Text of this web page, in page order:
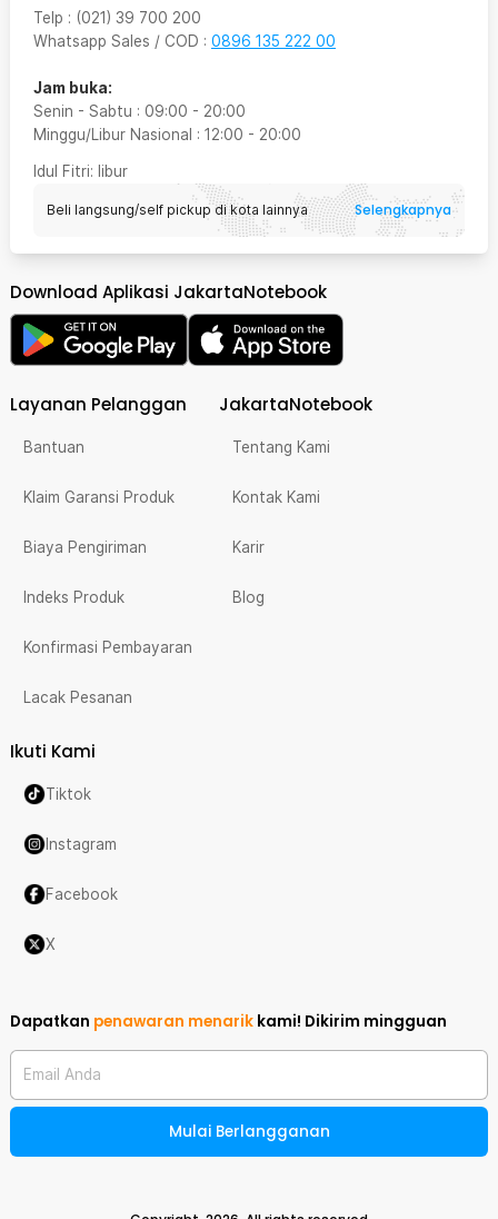
Telp : (021) 39 700 200
Whatsapp Sales / COD : 0896 135 222 00
Jam buka:
Senin - Sabtu : 09:00 - 20:00
Minggu/Libur Nasional : 12:00 - 20:00
Idul Fitri: libur
Beli langsung/self pickup di kota lainnya Selengkapnya
Download Aplikasi JakartaNotebook
Layanan Pelanggan
Bantuan
Klaim Garansi Produk
Biaya Pengiriman
Indeks Produk
Konfirmasi Pembayaran
Lacak Pesanan
JakartaNotebook
Tentang Kami
Kontak Kami
Karir
Blog
Ikuti Kami
Tiktok
Instagram
Facebook
X
Dapatkan penawaran menarik kami! Dikirim mingguan
Email Anda
Mulai Berlangganan